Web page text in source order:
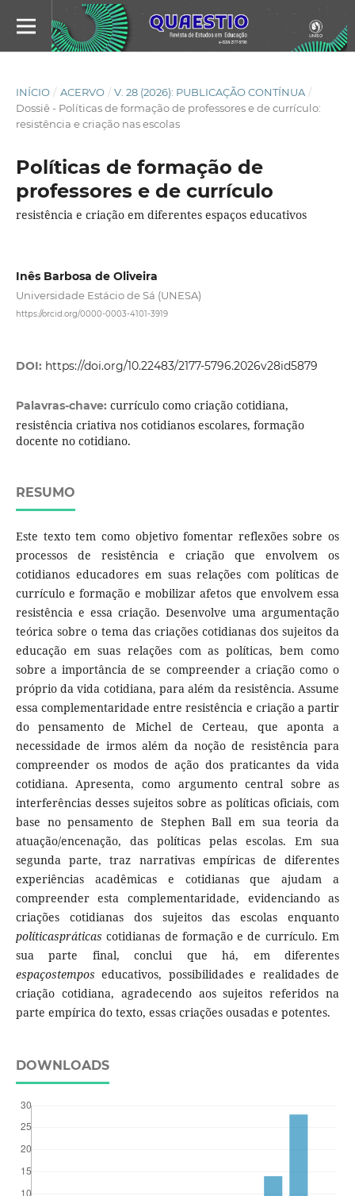
INÍCIO / ACERVO / V. 28 (2026): PUBLICAÇÃO CONTÍNUA /
Dossiê - Políticas de formação de professores e de currículo:
resistência e criação nas escolas
Políticas de formação de
professores e de currículo
resistência e criação em diferentes espaços educativos
Inês Barbosa de Oliveira
Universidade Estácio de Sá (UNESA)
https://orcid.org/0000-0003-4101-3919
DOI: https://doi.org/10.22483/2177-5796.2026v28id5879
Palavras-chave: currículo como criação cotidiana,
resistência criativa nos cotidianos escolares, formação
docente no cotidiano.
RESUMO
Este texto tem como objetivo fomentar reflexões sobre os
processos de resistência e criação que envolvem os
cotidianos educadores em suas relações com políticas de
currículo e formação e mobilizar afetos que envolvem essa
resistência e essa criação. Desenvolve uma argumentação
teórica sobre o tema das criações cotidianas dos sujeitos da
educação em suas relações com as políticas, bem como
sobre a importância de se compreender a criação como o
próprio da vida cotidiana, para além da resistência. Assume
essa complementaridade entre resistência e criação a partir
do pensamento de Michel de Certeau, que aponta a
necessidade de irmos além da noção de resistência para
compreender os modos de ação dos praticantes da vida
cotidiana. Apresenta, como argumento central sobre as
interferências desses sujeitos sobre as políticas oficiais, com
base no pensamento de Stephen Ball em sua teoria da
atuação/encenação, das políticas pelas escolas. Em sua
segunda parte, traz narrativas empíricas de diferentes
experiências acadêmicas e cotidianas que ajudam a
compreender esta complementaridade, evidenciando as
criações cotidianas dos sujeitos das escolas enquanto
políticaspráticas cotidianas de formação e de currículo. Em
sua parte final, conclui que há, em diferentes
espaçostempos educativos, possibilidades e realidades de
criação cotidiana, agradecendo aos sujeitos referidos na
parte empírica do texto, essas criações ousadas e potentes.
DOWNLOADS